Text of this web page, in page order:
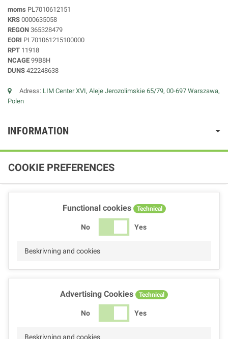
moms PL7010612151
KRS 0000635058
REGON 365328479
EORI PL701061215100000
RPT 11918
NCAGE 99B8H
DUNS 422248638
Adress: LIM Center XVI, Aleje Jerozolimskie 65/79, 00-697 Warszawa,
Polen
INFORMATION
COOKIE PREFERENCES
Functional cookies Technical
No Yes
Beskrivning and cookies
Advertising Cookies Technical
No Yes
Beskrivning and cookies